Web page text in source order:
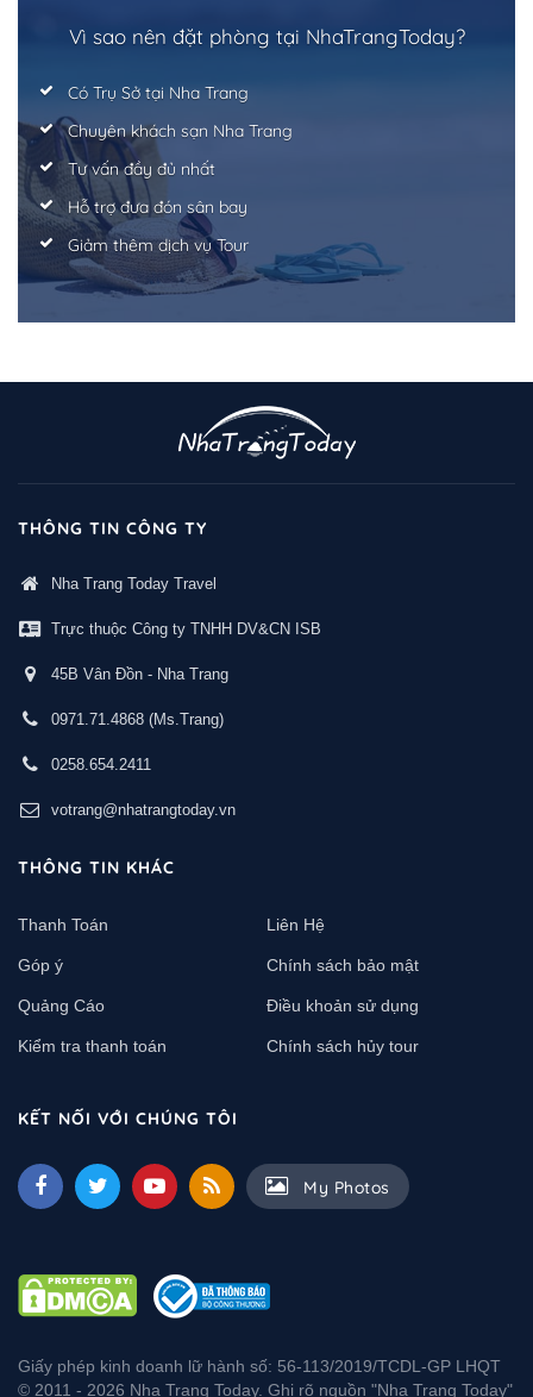
Vì sao nên đặt phòng tại NhaTrangToday?
Có Trụ Sở tại Nha Trang
Chuyên khách sạn Nha Trang
Tư vấn đầy đủ nhất
Hỗ trợ đưa đón sân bay
Giảm thêm dịch vụ Tour
THÔNG TIN CÔNG TY
Nha Trang Today Travel
Trực thuộc Công ty TNHH DV&CN ISB
45B Vân Đồn - Nha Trang
0971.71.4868 (Ms.Trang)
0258.654.2411
votrang@nhatrangtoday.vn
THÔNG TIN KHÁC
Thanh Toán Liên Hệ
Góp ý Chính sách bảo mật
Quảng Cáo Điều khoản sử dụng
Kiểm tra thanh toán Chính sách hủy tour
KẾT NỐI VỚI CHÚNG TÔI
My Photos
Giấy phép kinh doanh lữ hành số: 56-113/2019/TCDL-GP LHQT
© 2011 - 2026 Nha Trang Today. Ghi rõ nguồn "Nha Trang Today"